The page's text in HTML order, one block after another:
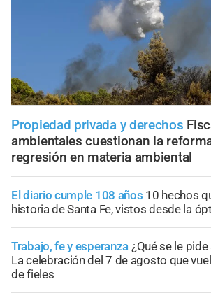
Propiedad privada y derechos
ambientales cuestionan la
regresión en materia ambiental
El diario cumple 108 años 10 hechos
historia de Santa Fe, vistos desde la
Trabajo, fe y esperanza ¿Qué se le
La celebración del 7 de agosto que
de fieles